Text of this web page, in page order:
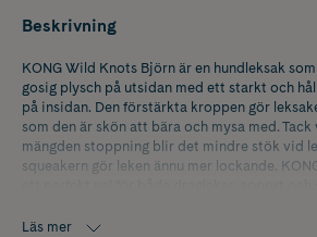
Beskrivning
KONG Wild Knots Björn är en hundleksak
gosig plysch på utsidan med ett starkt och
på insidan. Den förstärkta kroppen gör
som den är skön att bära och mysa med.
mängden stoppning blir det mindre stök vid
squeakern gör leken ännu mer lockande.
Läs mer